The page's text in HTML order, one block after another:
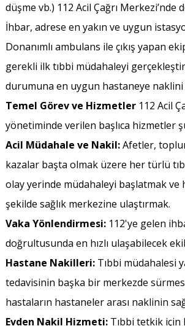
düşme vb.) 112 Acil Çağrı Merkezi’nde
İhbar, adrese en yakın ve uygun
Donanımlı ambulans ile çıkış yapan
gerekli ilk tıbbi müdahaleyi
durumuna en uygun hastaneye naklini
Temel Görev ve Hizmetler112 Acil
yönetiminde verilen başlıca hizmetler
Acil Müdahale ve Nakil:Afetler,
kazalar başta olmak üzere her türlü
olay yerinde müdahaleyi başlatmak ve
şekilde sağlık merkezine ulaştırmak.
Vaka Yönlendirmesi:112'ye gelen
doğrultusunda en hızlı ulaşabilecek
Hastane Nakilleri:Tıbbi müdahalesi
tedavisinin başka bir merkezde
hastaların hastaneler arası naklinin
Evden Nakil Hizmeti:Tıbbi tetkik için